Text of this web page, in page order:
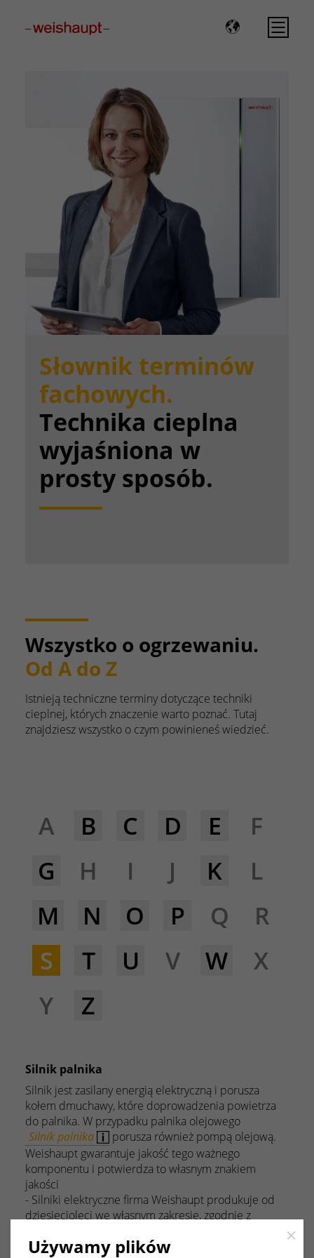
Słownik terminów
fachowych.
Technika cieplna
wyjaśniona w
prosty sposób.
Wszystko o ogrzewaniu.
Od A do Z
Istnieją techniczne terminy dotyczące techniki
cieplnej, których znaczenie warto poznać. Tutaj
znajdziesz wszystko o czym powinieneś wiedzieć.
A B C D E
F
G
H I J K
L
M
N O P Q
R
S
T U V W
X
Y
Z
Silnik palnika
Silnik jest zasilany energią elektryczną i porusza
kołem dmuchawy, które doprowadzenia powietrza
do palnika. W przypadku palnika olejowego
Silnik palnika
porusza również pompą olejową.
Weishaupt gwarantuje jakość tego ważnego
komponentu i potwierdza to własnym znakiem
jakości
- Silniki elektryczne firma Weishaupt produkuje od
dziesięcioleci we własnym zakresie, zgodnie z
Close
Używamy plików